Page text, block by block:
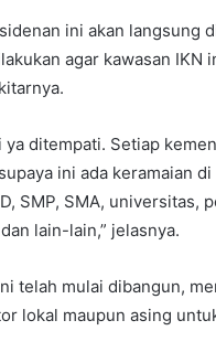
ini akan langsung
agar kawasan IKN
ditempati. Setiap
ini ada keramaian
SMP, SMA, universitas,
lain-lain,” jelasnya.
telah mulai dibangun,
lokal maupun asing